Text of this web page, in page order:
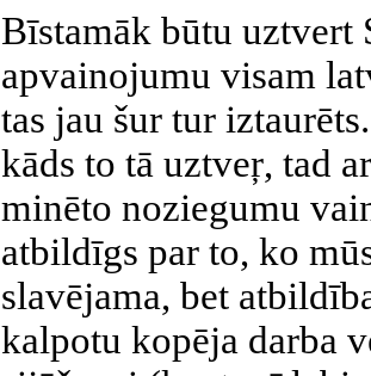
Bīstamāk būtu uztvert
apvainojumu visam
tas jau šur tur
kāds to tā uztveŗ, tad
minēto noziegumu
atbildīgs par to, ko
slavējama, bet
kalpotu kopēja darba